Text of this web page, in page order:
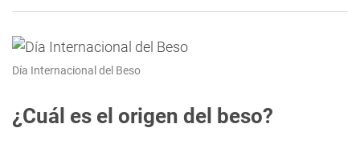
Día Internacional del Beso
¿Cuál es el origen del beso?